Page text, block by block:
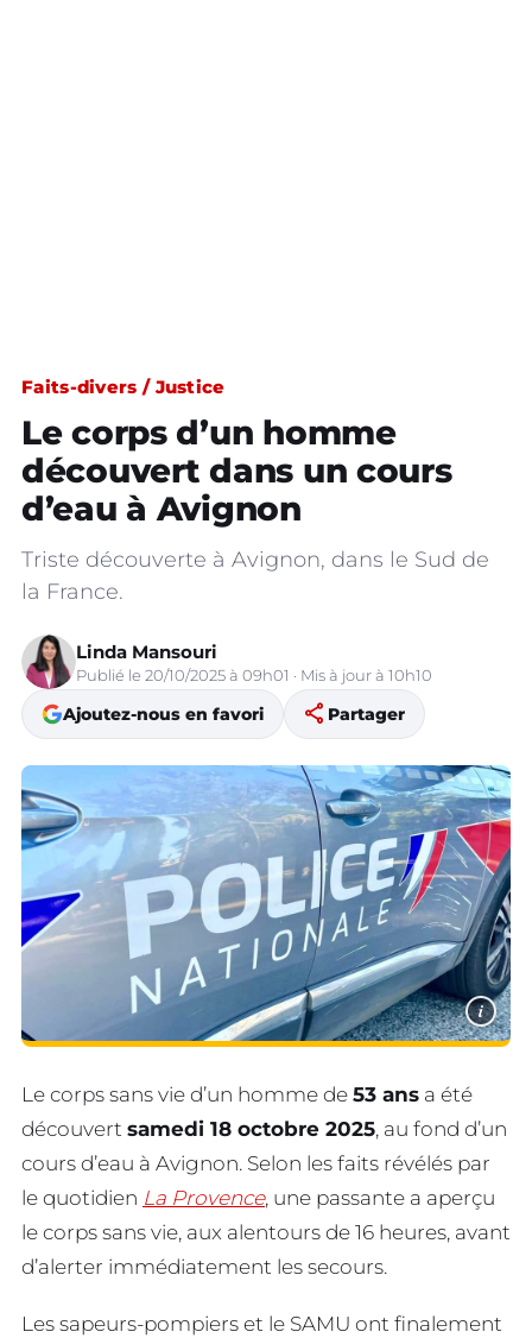
Faits-divers / Justice
Le corps d’un homme
découvert dans un cours
d’eau à Avignon
Triste découverte à Avignon, dans le Sud de
la France.
Linda Mansouri
Publié le 20/10/2025 à 09h01 · Mis à jour à 10h10
Ajoutez-nous en favori share Partager
i
Le corps sans vie d’un homme de 53 ans a été
découvert samedi 18 octobre 2025, au fond d’un
cours d’eau à Avignon. Selon les faits révélés par
le quotidien La Provence, une passante a aperçu
le corps sans vie, aux alentours de 16 heures, avant
d’alerter immédiatement les secours.
Les sapeurs-pompiers et le SAMU ont finalement